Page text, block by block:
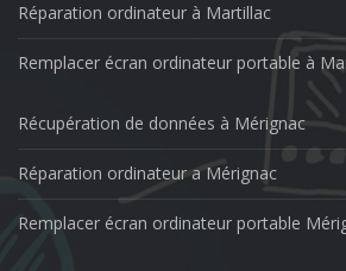
Réparation ordinateur à Martillac
Remplacer écran ordinateur portable à
Récupération de données à Mérignac
Réparation ordinateur a Mérignac
Remplacer écran ordinateur portable